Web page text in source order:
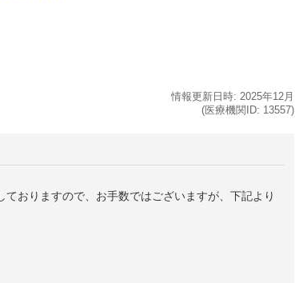
情報更新日時: 2025年12月
(医療機関ID: 13557)
おりますので、お手数ではございますが、下記より